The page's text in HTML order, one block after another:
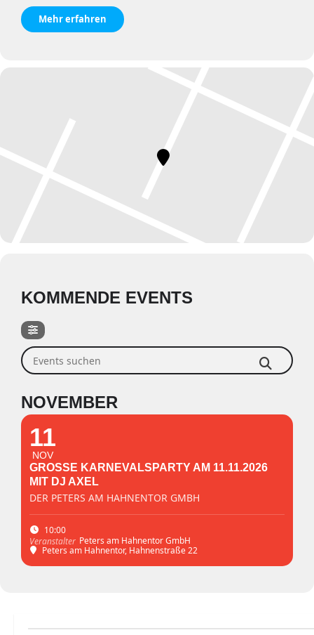
Mehr erfahren
KOMMENDE EVENTS
Events suchen
NOVEMBER
10:00
Veranstalter Peters am Hahnentor GmbH
Peters am Hahnentor, Hahnenstraße 22
11
NOV
GROSSE KARNEVALSPARTY AM 11.11.2026 M
IT DJ AXEL
DER PETERS AM HAHNENTOR GMBH